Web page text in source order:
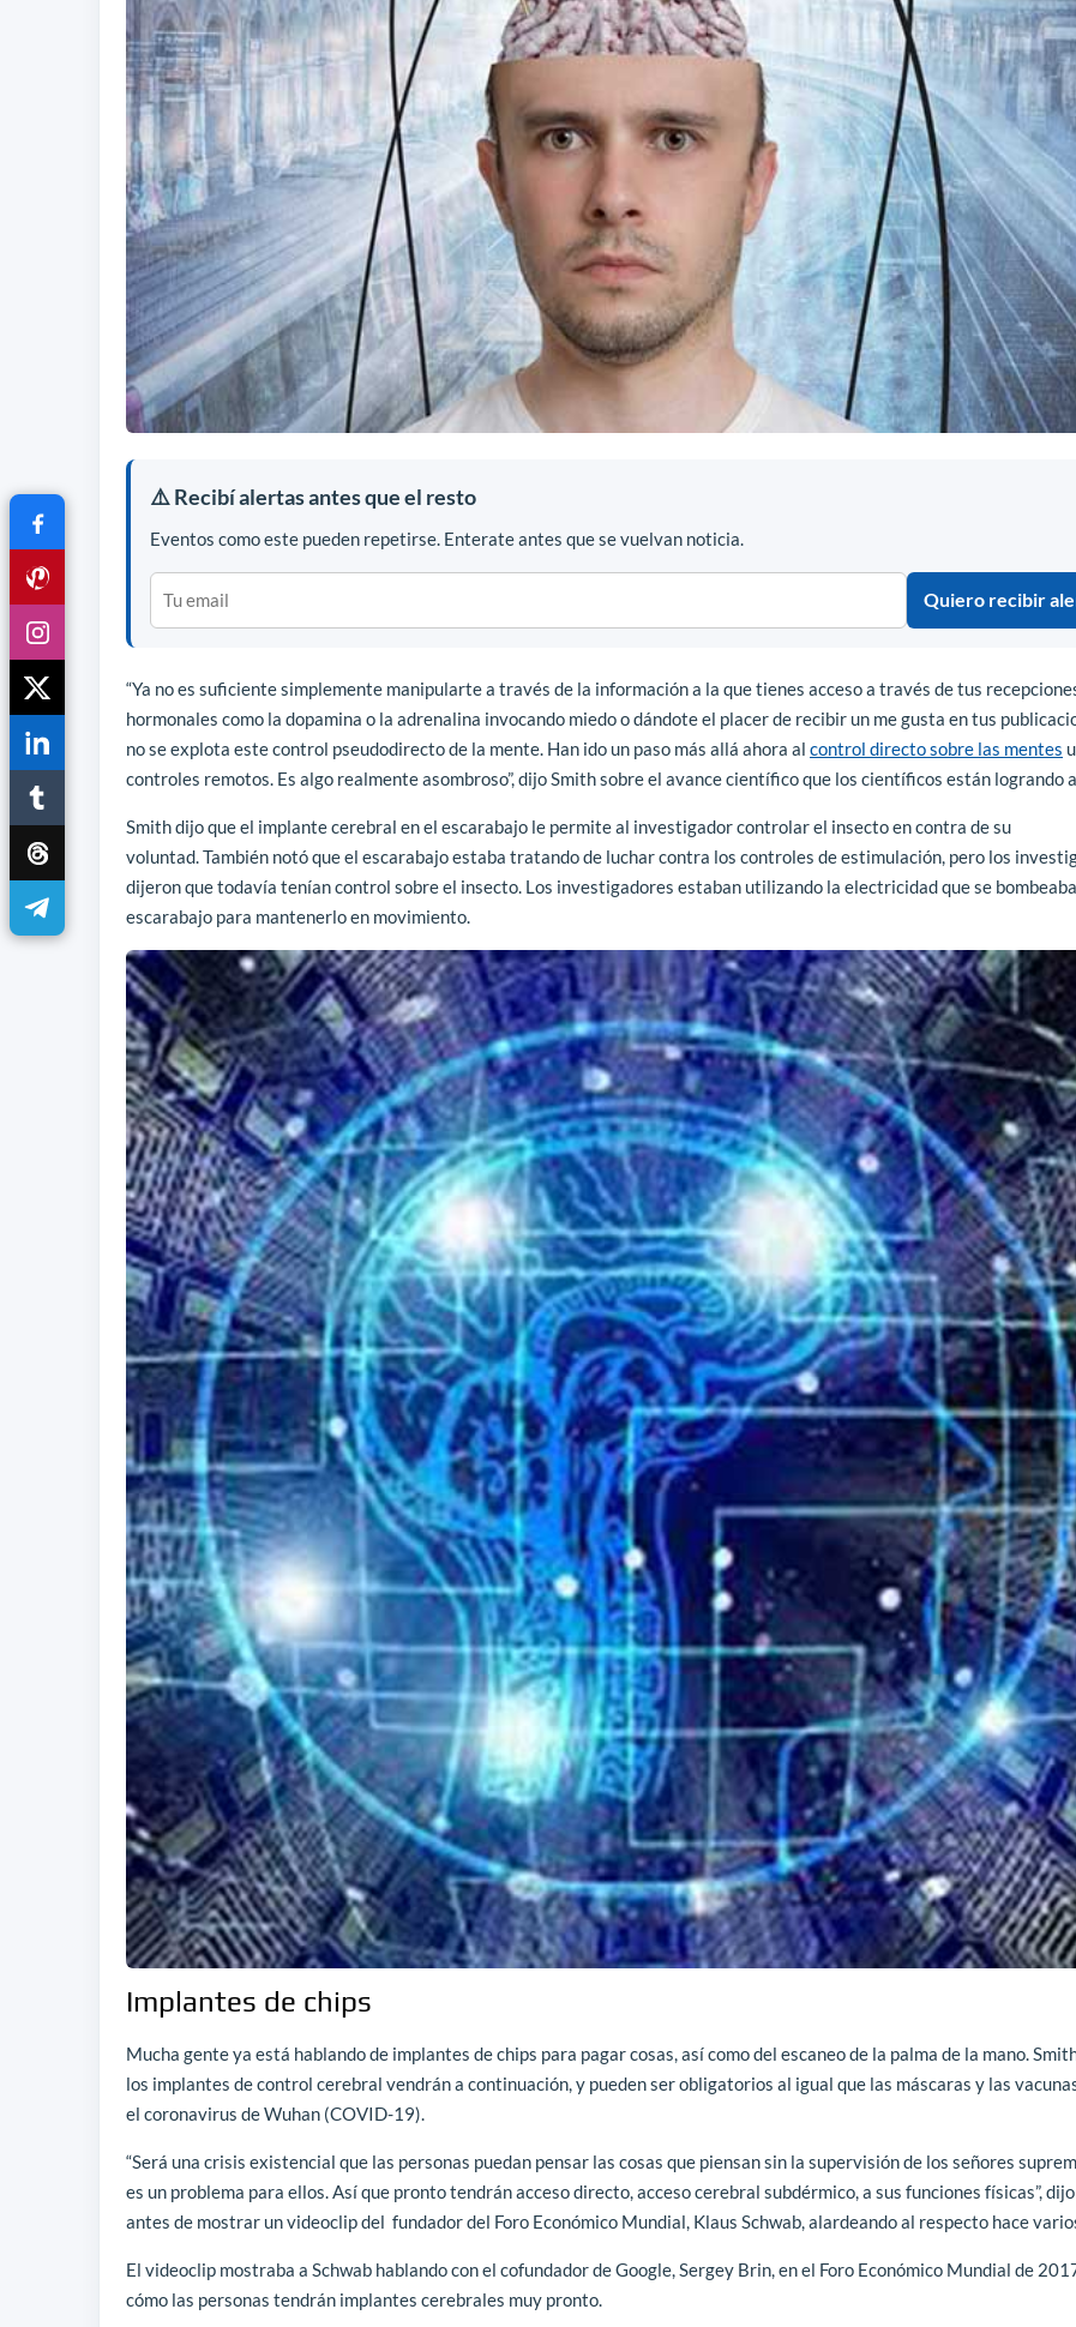
⚠️ Recibí alertas antes que el resto
Eventos como este pueden repetirse. Enterate antes que se vuelvan noticia.
Quiero recibir
“Ya no es suficiente simplemente manipularte a través de la información a la que tienes acceso a través de tus
hormonales como la dopamina o la adrenalina invocando miedo o dándote el placer de recibir un me gusta en tus
no se explota este control pseudodirecto de la mente. Han ido un paso más allá ahora al control directo sobre las mentes
controles remotos. Es algo realmente asombroso”, dijo Smith sobre el avance científico que los científicos están logrando
Smith dijo que el implante cerebral en el escarabajo le permite al investigador controlar el insecto en contra de su
voluntad. También notó que el escarabajo estaba tratando de luchar contra los controles de estimulación, pero los
dijeron que todavía tenían control sobre el insecto. Los investigadores estaban utilizando la electricidad que se
escarabajo para mantenerlo en movimiento.
Implantes de chips
Mucha gente ya está hablando de implantes de chips para pagar cosas, así como del escaneo de la palma de la mano.
los implantes de control cerebral vendrán a continuación, y pueden ser obligatorios al igual que las máscaras y las
el coronavirus de Wuhan (COVID-19).
“Será una crisis existencial que las personas puedan pensar las cosas que piensan sin la supervisión de los señores
es un problema para ellos. Así que pronto tendrán acceso directo, acceso cerebral subdérmico, a sus funciones físicas”,
antes de mostrar un videoclip del fundador del Foro Económico Mundial, Klaus Schwab, alardeando al respecto hace
El videoclip mostraba a Schwab hablando con el cofundador de Google, Sergey Brin, en el Foro Económico Mundial de
cómo las personas tendrán implantes cerebrales muy pronto.